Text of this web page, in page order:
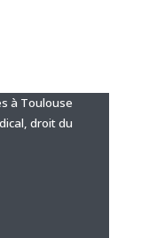
droit du